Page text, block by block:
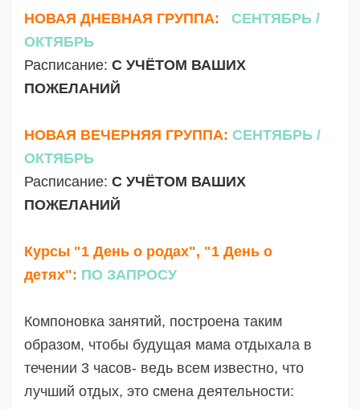
НОВАЯ ДНЕВНАЯ ГРУППА:
СЕНТЯБРЬ /
ОКТЯБРЬ
Расписание: С УЧЁТОМ ВАШИХ
ПОЖЕЛАНИЙ
НОВАЯ ВЕЧЕРНЯЯ ГРУППА: СЕНТЯБРЬ /
ОКТЯБРЬ
Расписание: С УЧЁТОМ ВАШИХ
ПОЖЕЛАНИЙ
Курсы "1 День о родах", "1 День о
детях": ПО ЗАПРОСУ
Компоновка занятий, построена таким
образом, чтобы будущая мама отдыхала в
течении 3 часов- ведь всем известно, что
лучший отдых, это смена деятельности: